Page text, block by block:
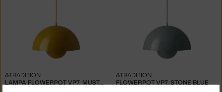
LAMPA FLOWERPOT VP7, MUSTARD
&TRADITION
2 - 3 týdny 10 190 Kč
FLOWERPOT VP7, STONE BLUE
&TRADITION
2 - 3 týdny 10 190 Kč